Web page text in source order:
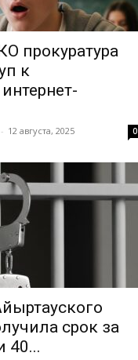
прокуратура
к
- 12 августа, 2025 0
срок за
40...